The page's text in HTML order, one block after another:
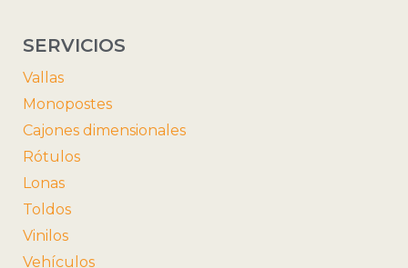
SERVICIOS
Vallas
Monopostes
Cajones dimensionales
Rótulos
Lonas
Toldos
Vinilos
Vehículos